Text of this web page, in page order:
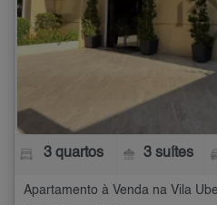
3 quartos 3 suítes